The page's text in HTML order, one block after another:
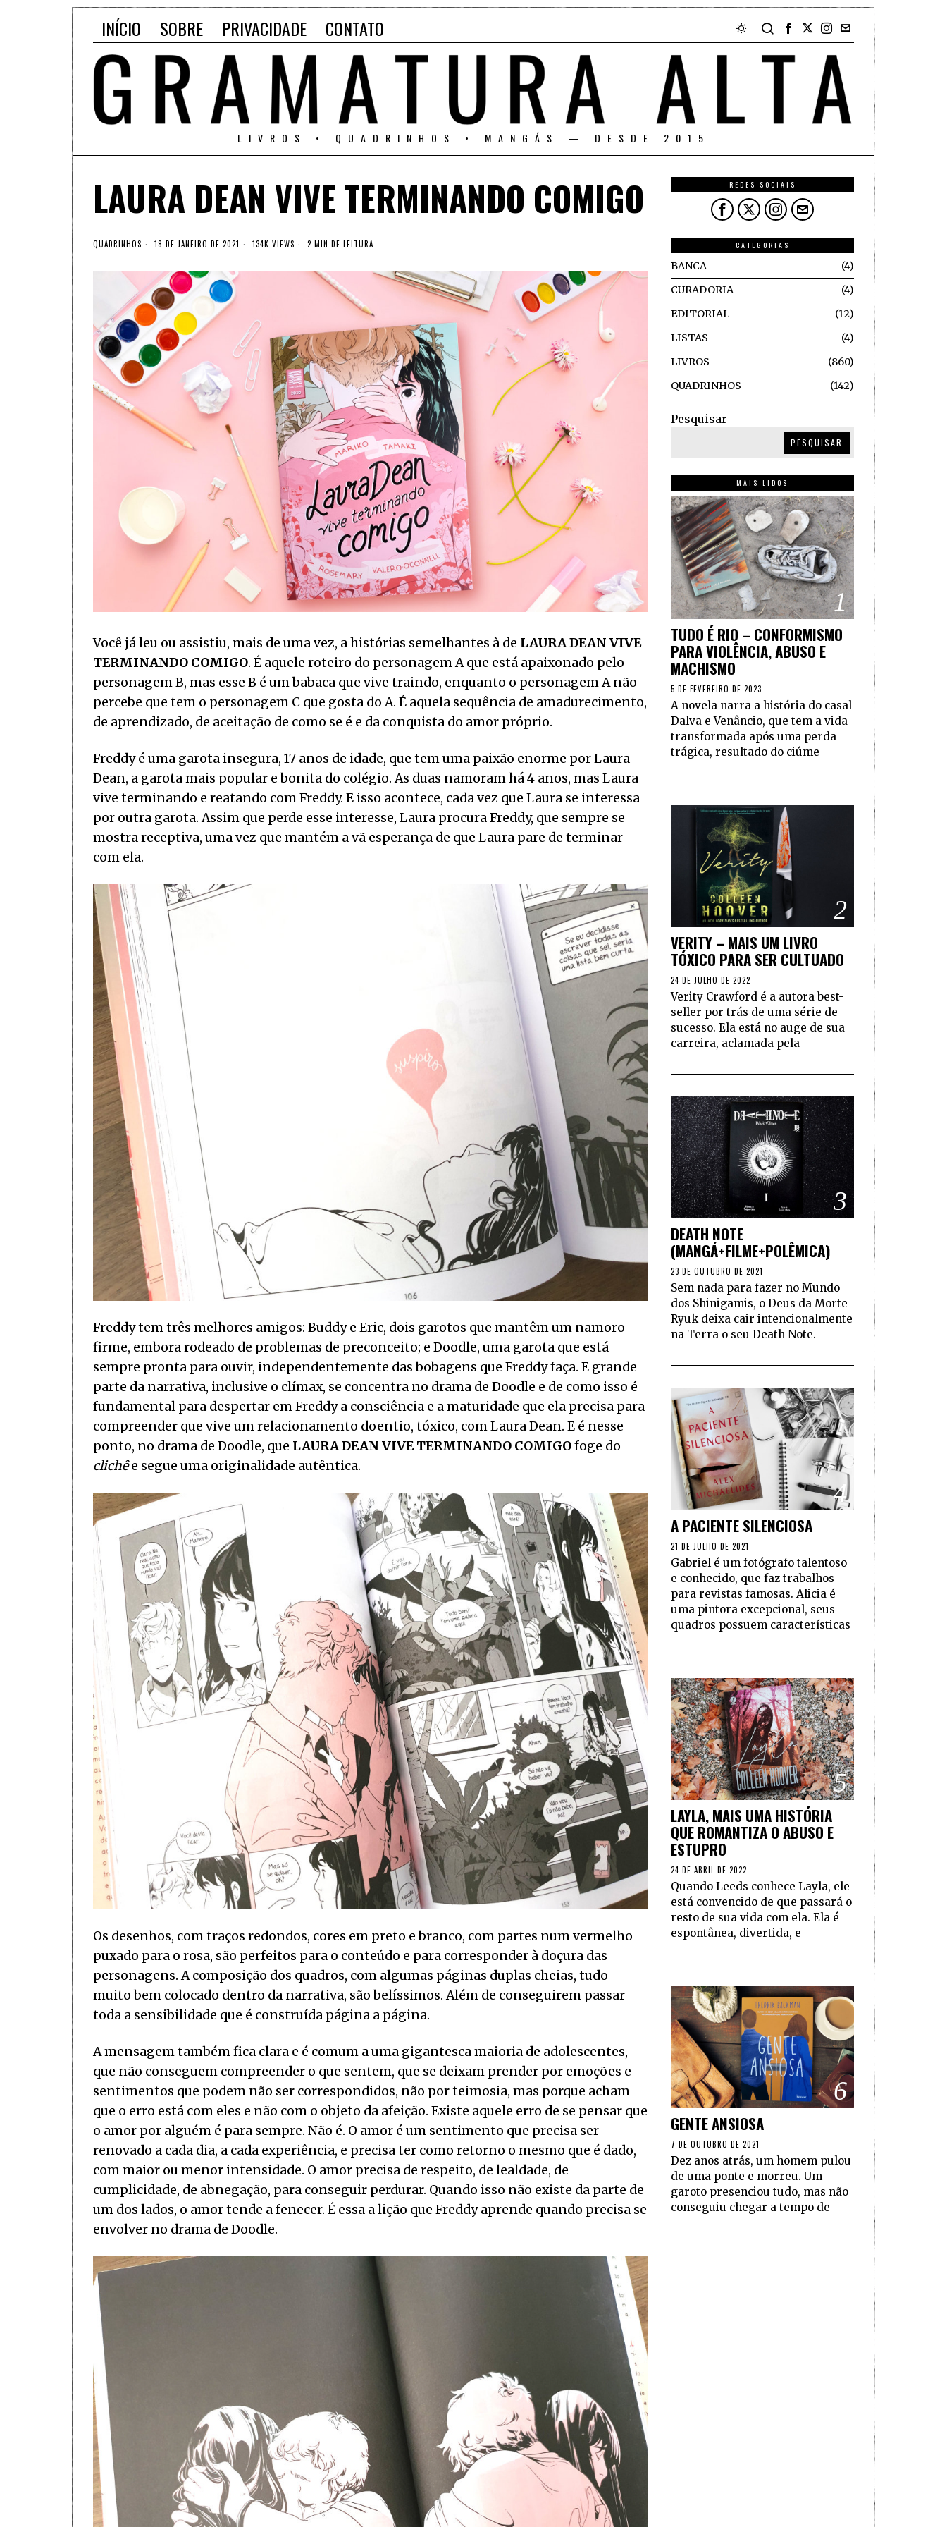
INÍCIO SOBRE PRIVACIDADE CONTATO
LIVROS • QUADRINHOS • MANGÁS — DESDE 2015
LAURA DEAN VIVE TERMINANDO COMIGO
QUADRINHOS 18 DE JANEIRO DE 2021 134K VIEWS 2 MIN DE LEITURA
Você já leu ou assistiu, mais de uma vez, a histórias semelhantes à de LAURA DEAN VIVE
TERMINANDO COMIGO. É aquele roteiro do personagem A que está apaixonado pelo
personagem B, mas esse B é um babaca que vive traindo, enquanto o personagem A não
percebe que tem o personagem C que gosta do A. É aquela sequência de amadurecimento,
de aprendizado, de aceitação de como se é e da conquista do amor próprio.
Freddy é uma garota insegura, 17 anos de idade, que tem uma paixão enorme por Laura
Dean, a garota mais popular e bonita do colégio. As duas namoram há 4 anos, mas Laura
vive terminando e reatando com Freddy. E isso acontece, cada vez que Laura se interessa
por outra garota. Assim que perde esse interesse, Laura procura Freddy, que sempre se
mostra receptiva, uma vez que mantém a vã esperança de que Laura pare de terminar
com ela.
Freddy tem três melhores amigos: Buddy e Eric, dois garotos que mantêm um namoro
firme, embora rodeado de problemas de preconceito; e Doodle, uma garota que está
sempre pronta para ouvir, independentemente das bobagens que Freddy faça. E grande
parte da narrativa, inclusive o clímax, se concentra no drama de Doodle e de como isso é
fundamental para despertar em Freddy a consciência e a maturidade que ela precisa para
compreender que vive um relacionamento doentio, tóxico, com Laura Dean. E é nesse
ponto, no drama de Doodle, que LAURA DEAN VIVE TERMINANDO COMIGOfoge do
clichêe segue uma originalidade autêntica.
Os desenhos, com traços redondos, cores em preto e branco, com partes num vermelho
puxado para o rosa, são perfeitos para o conteúdo e para corresponder à doçura das
personagens. A composição dos quadros, com algumas páginas duplas cheias, tudo
muito bem colocado dentro da narrativa, são belíssimos. Além de conseguirem passar
toda a sensibilidade que é construída página a página.
A mensagem também fica clara e é comum a uma gigantesca maioria de adolescentes,
que não conseguem compreender o que sentem, que se deixam prender por emoções e
sentimentos que podem não ser correspondidos, não por teimosia, mas porque acham
que o erro está com eles e não com o objeto da afeição. Existe aquele erro de se pensar que
o amor por alguém é para sempre. Não é. O amor é um sentimento que precisa ser
renovado a cada dia, a cada experiência, e precisa ter como retorno o mesmo que é dado,
com maior ou menor intensidade. O amor precisa de respeito, de lealdade, de
cumplicidade, de abnegação, para conseguir perdurar. Quando isso não existe da parte de
um dos lados, o amor tende a fenecer. É essa a lição que Freddy aprende quando precisa se
envolver no drama de Doodle.
REDES SOCIAIS
CATEGORIAS
BANCA
4
CURADORIA
4
EDITORIAL
12
LISTAS
4
LIVROS
860
QUADRINHOS
142
Pesquisar
PESQUISAR
MAIS LIDOS
1
TUDO É RIO – CONFORMISMO
PARA VIOLÊNCIA, ABUSO E
MACHISMO
5 DE FEVEREIRO DE 2023
A novela narra a história do casal
Dalva e Venâncio, que tem a vida
transformada após uma perda
trágica, resultado do ciúme
2
VERITY – MAIS UM LIVRO
TÓXICO PARA SER CULTUADO
24 DE JULHO DE 2022
Verity Crawford é a autora best-
seller por trás de uma série de
sucesso. Ela está no auge de sua
carreira, aclamada pela
3
DEATH NOTE
(MANGÁ+FILME+POLÊMICA)
23 DE OUTUBRO DE 2021
Sem nada para fazer no Mundo
dos Shinigamis, o Deus da Morte
Ryuk deixa cair intencionalmente
na Terra o seu Death Note.
4
A PACIENTE SILENCIOSA
21 DE JULHO DE 2021
Gabriel é um fotógrafo talentoso
e conhecido, que faz trabalhos
para revistas famosas. Alicia é
uma pintora excepcional, seus
quadros possuem características
5
LAYLA, MAIS UMA HISTÓRIA
QUE ROMANTIZA O ABUSO E
ESTUPRO
24 DE ABRIL DE 2022
Quando Leeds conhece Layla, ele
está convencido de que passará o
resto de sua vida com ela. Ela é
espontânea, divertida, e
6
GENTE ANSIOSA
7 DE OUTUBRO DE 2021
Dez anos atrás, um homem pulou
de uma ponte e morreu. Um
garoto presenciou tudo, mas não
conseguiu chegar a tempo de